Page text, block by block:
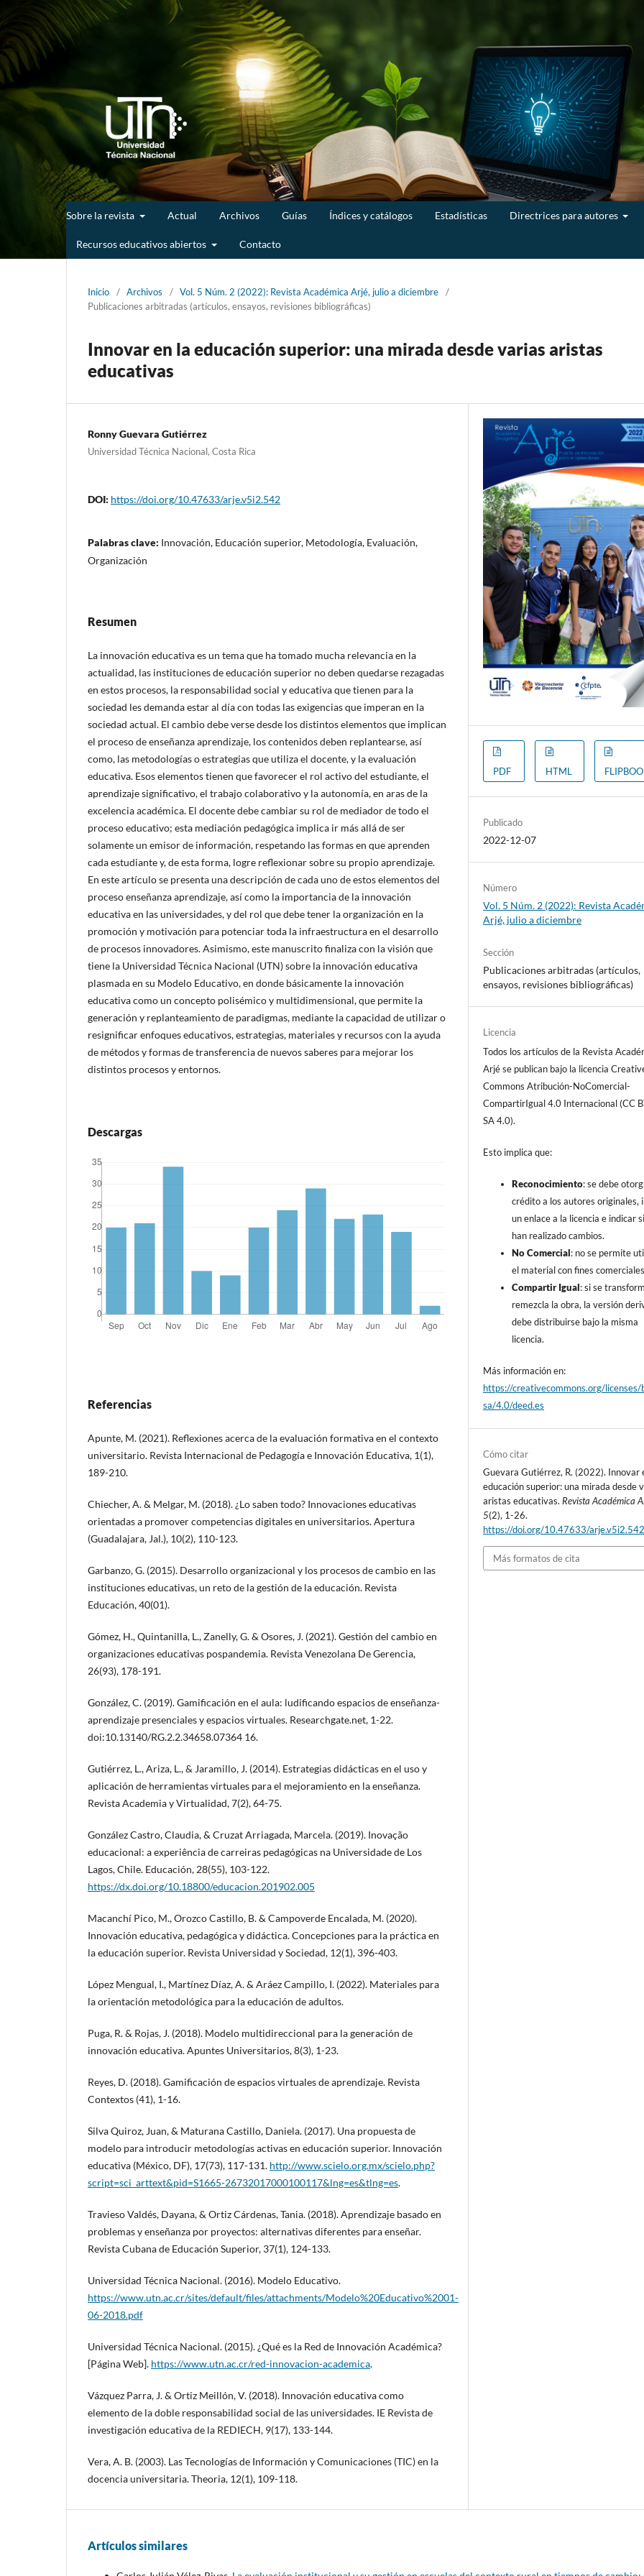
Sobre la revista Actual Archivos Guías Índices y catálogos Estadísticas Directrices para autores
Recursos educativos abiertos Contacto
Inicio / Archivos / Vol. 5 Núm. 2 (2022): Revista Académica Arjé, julio a diciembre
/
Publicaciones arbitradas (artículos, ensayos, revisiones bibliográficas)
Innovar en la educación superior: una mirada desde varias aristas
educativas
Ronny Guevara Gutiérrez
Universidad Técnica Nacional, Costa Rica
DOI: https://doi.org/10.47633/arje.v5i2.542
Palabras clave: Innovación, Educación superior, Metodología, Evaluación,
Organización
Resumen
La innovación educativa es un tema que ha tomado mucha relevancia en la
actualidad, las instituciones de educación superior no deben quedarse rezagadas
en estos procesos, la responsabilidad social y educativa que tienen para la
sociedad les demanda estar al día con todas las exigencias que imperan en la
sociedad actual. El cambio debe verse desde los distintos elementos que implican
el proceso de enseñanza aprendizaje, los contenidos deben replantearse, así
como, las metodologías o estrategias que utiliza el docente, y la evaluación
educativa. Esos elementos tienen que favorecer el rol activo del estudiante, el
aprendizaje significativo, el trabajo colaborativo y la autonomía, en aras de la
excelencia académica. El docente debe cambiar su rol de mediador de todo el
proceso educativo; esta mediación pedagógica implica ir más allá de ser
solamente un emisor de información, respetando las formas en que aprenden
cada estudiante y, de esta forma, logre reflexionar sobre su propio aprendizaje.
En este artículo se presenta una descripción de cada uno de estos elementos del
proceso enseñanza aprendizaje, así como la importancia de la innovación
educativa en las universidades, y del rol que debe tener la organización en la
promoción y motivación para potenciar toda la infraestructura en el desarrollo
de procesos innovadores. Asimismo, este manuscrito finaliza con la visión que
tiene la Universidad Técnica Nacional (UTN) sobre la innovación educativa
plasmada en su Modelo Educativo, en donde básicamente la innovación
educativa como un concepto polisémico y multidimensional, que permite la
generación y replanteamiento de paradigmas, mediante la capacidad de utilizar o
resignificar enfoques educativos, estrategias, materiales y recursos con la ayuda
de métodos y formas de transferencia de nuevos saberes para mejorar los
distintos procesos y entornos.
Descargas
Referencias
Apunte, M. (2021). Reflexiones acerca de la evaluación formativa en el contexto
universitario. Revista Internacional de Pedagogía e Innovación Educativa, 1(1),
189-210.
Chiecher, A. & Melgar, M. (2018). ¿Lo saben todo? Innovaciones educativas
orientadas a promover competencias digitales en universitarios. Apertura
(Guadalajara, Jal.), 10(2), 110-123.
Garbanzo, G. (2015). Desarrollo organizacional y los procesos de cambio en las
instituciones educativas, un reto de la gestión de la educación. Revista
Educación, 40(01).
Gómez, H., Quintanilla, L., Zanelly, G. & Osores, J. (2021). Gestión del cambio en
organizaciones educativas pospandemia. Revista Venezolana De Gerencia,
26(93), 178-191.
González, C. (2019). Gamificación en el aula: ludificando espacios de enseñanza-
aprendizaje presenciales y espacios virtuales. Researchgate.net, 1-22.
doi:10.13140/RG.2.2.34658.07364 16.
Gutiérrez, L., Ariza, L., & Jaramillo, J. (2014). Estrategias didácticas en el uso y
aplicación de herramientas virtuales para el mejoramiento en la enseñanza.
Revista Academia y Virtualidad, 7(2), 64-75.
González Castro, Claudia, & Cruzat Arriagada, Marcela. (2019). Inovação
educacional: a experiência de carreiras pedagógicas na Universidade de Los
Lagos, Chile. Educación, 28(55), 103-122.
https://dx.doi.org/10.18800/educacion.201902.005
Macanchí Pico, M., Orozco Castillo, B. & Campoverde Encalada, M. (2020).
Innovación educativa, pedagógica y didáctica. Concepciones para la práctica en
la educación superior. Revista Universidad y Sociedad, 12(1), 396-403.
López Mengual, I., Martínez Díaz, A. & Aráez Campillo, I. (2022). Materiales para
la orientación metodológica para la educación de adultos.
Puga, R. & Rojas, J. (2018). Modelo multidireccional para la generación de
innovación educativa. Apuntes Universitarios, 8(3), 1-23.
Reyes, D. (2018). Gamificación de espacios virtuales de aprendizaje. Revista
Contextos (41), 1-16.
Silva Quiroz, Juan, & Maturana Castillo, Daniela. (2017). Una propuesta de
modelo para introducir metodologías activas en educación superior. Innovación
educativa (México, DF), 17(73), 117-131. http://www.scielo.org.mx/scielo.php?
script=sci_arttext&pid=S1665-26732017000100117&lng=es&tlng=es.
Travieso Valdés, Dayana, & Ortiz Cárdenas, Tania. (2018). Aprendizaje basado en
problemas y enseñanza por proyectos: alternativas diferentes para enseñar.
Revista Cubana de Educación Superior, 37(1), 124-133.
Universidad Técnica Nacional. (2016). Modelo Educativo.
https://www.utn.ac.cr/sites/default/files/attachments/Modelo%20Educativo%2001-
06-2018.pdf
Universidad Técnica Nacional. (2015). ¿Qué es la Red de Innovación Académica?
[Página Web]. https://www.utn.ac.cr/red-innovacion-academica.
Vázquez Parra, J. & Ortiz Meillón, V. (2018). Innovación educativa como
elemento de la doble responsabilidad social de las universidades. IE Revista de
investigación educativa de la REDIECH, 9(17), 133-144.
Vera, A. B. (2003). Las Tecnologías de Información y Comunicaciones (TIC) en la
docencia universitaria. Theoria, 12(1), 109-118.
PDF HTML
Publicado
2022-12-07
Número
Vol. 5 Núm. 2 (2022): Revista
Arjé, julio a diciembre
Sección
Publicaciones arbitradas (artículos,
ensayos, revisiones bibliográficas)
Licencia
Todos los artículos de la Revista
Arjé se publican bajo la licencia
Commons Atribución-NoComercial-
CompartirIgual 4.0 Internacional (CC
SA 4.0).
Esto implica que:
Reconocimiento: se debe
crédito a los autores originales,
un enlace a la licencia e indicar
han realizado cambios.
No Comercial: no se permite
el material con fines
Compartir Igual: si se
remezcla la obra, la versión
debe distribuirse bajo la misma
licencia.
Más información en:
https://creativecommons.org/licenses/
sa/4.0/deed.es
Cómo citar
Guevara Gutiérrez, R. (2022). Innovar
educación superior: una mirada desde
aristas educativas. Revista Académica
5(2), 1-26.
https://doi.org/10.47633/arje.v5i2.542
Más formatos de cita
Artículos similares